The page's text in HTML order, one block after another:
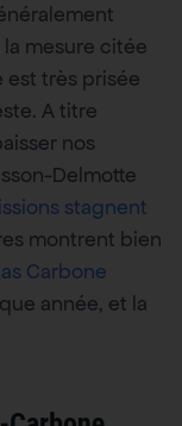
mesure citée
est très prisée
A titre
nos
Delmotte
stagnent
montrent bien
Carbone
année, et la